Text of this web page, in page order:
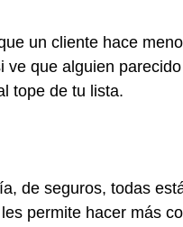
un cliente hace
que alguien
tope de tu lista.
de seguros, todas
permite hacer más